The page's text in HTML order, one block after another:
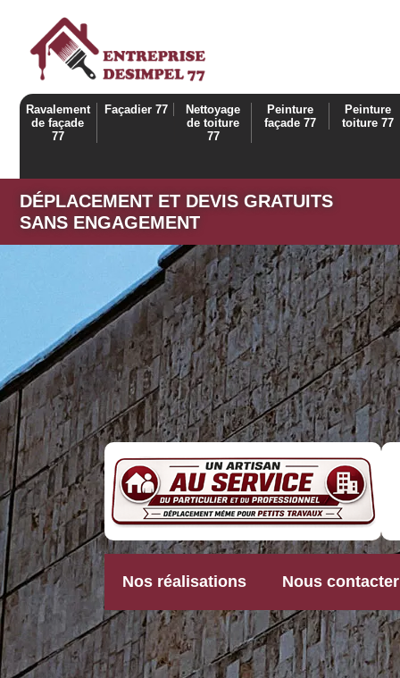
Ravalement
de façade
77
Façadier 77
Nettoyage
de toiture
77
Peinture
façade 77
Peinture
toiture 77
DÉPLACEMENT ET DEVIS GRATUITS
SANS ENGAGEMENT
Nos réalisations Nous contacter